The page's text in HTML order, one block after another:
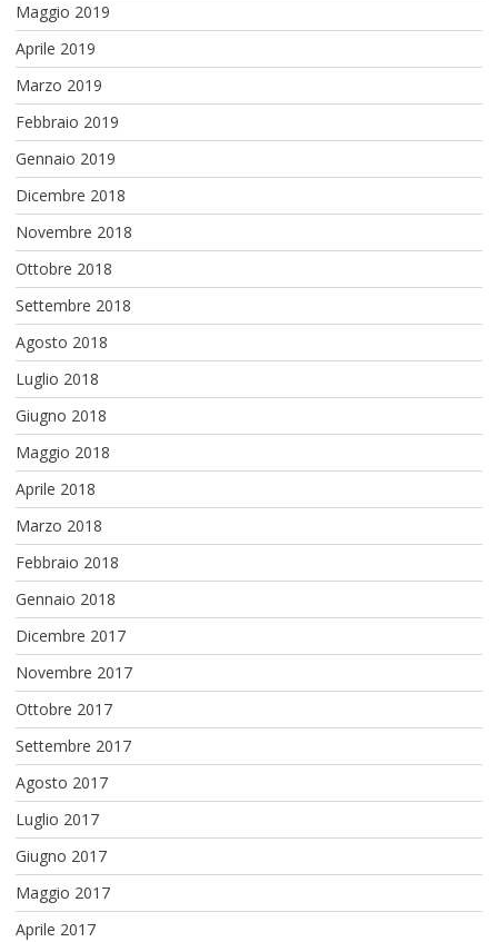
Maggio 2019
Aprile 2019
Marzo 2019
Febbraio 2019
Gennaio 2019
Dicembre 2018
Novembre 2018
Ottobre 2018
Settembre 2018
Agosto 2018
Luglio 2018
Giugno 2018
Maggio 2018
Aprile 2018
Marzo 2018
Febbraio 2018
Gennaio 2018
Dicembre 2017
Novembre 2017
Ottobre 2017
Settembre 2017
Agosto 2017
Luglio 2017
Giugno 2017
Maggio 2017
Aprile 2017